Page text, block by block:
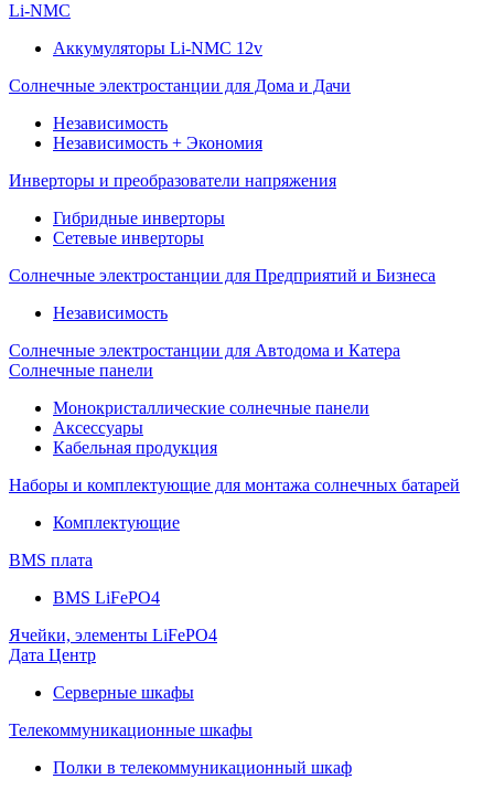
Li-NMC
Аккумуляторы Li-NMC 12v
Солнечные электростанции для Дома и Дачи
Независимость
Независимость + Экономия
Инверторы и преобразователи напряжения
Гибридные инверторы
Сетевые инверторы
Солнечные электростанции для Предприятий и Бизнеса
Независимость
Солнечные электростанции для Автодома и Катера
Солнечные панели
Монокристаллические солнечные панели
Аксессуары
Кабельная продукция
Наборы и комплектующие для монтажа солнечных батарей
Комплектующие
BMS плата
BMS LiFePO4
Ячейки, элементы LiFePO4
Дата Центр
Серверные шкафы
Телекоммуникационные шкафы
Полки в телекоммуникационный шкаф